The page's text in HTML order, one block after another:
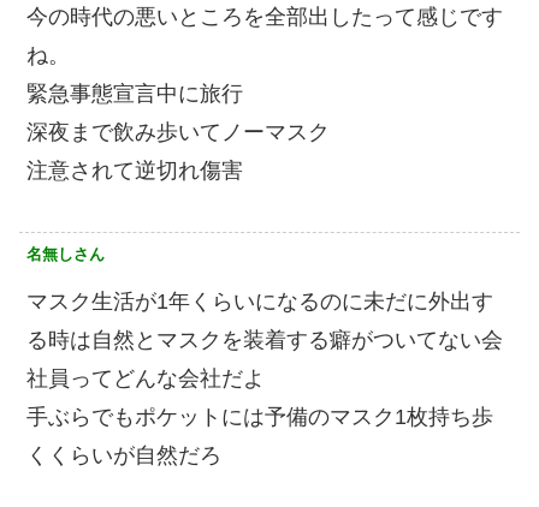
今の時代の悪いところを全部出したって感じです
ね。
緊急事態宣言中に旅行
深夜まで飲み歩いてノーマスク
注意されて逆切れ傷害
名無しさん
マスク生活が1年くらいになるのに未だに外出す
る時は自然とマスクを装着する癖がついてない会
社員ってどんな会社だよ
手ぶらでもポケットには予備のマスク1枚持ち歩
くくらいが自然だろ